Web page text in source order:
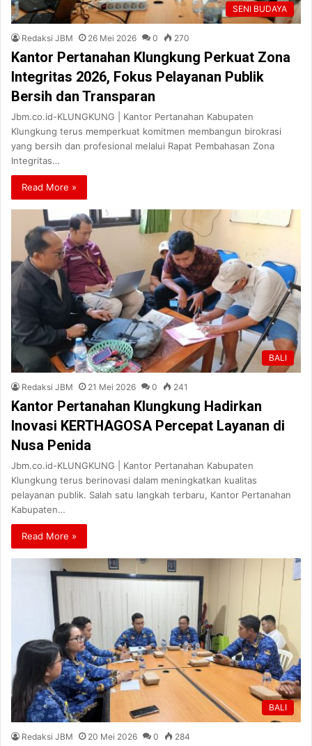
SENI BUDAYA
Redaksi JBM 26 Mei 2026 0 270
Kantor Pertanahan Klungkung Perkuat Zona
Integritas 2026, Fokus Pelayanan Publik
Bersih dan Transparan
Jbm.co.id-KLUNGKUNG | Kantor Pertanahan Kabupaten
Klungkung terus memperkuat komitmen membangun birokrasi
yang bersih dan profesional melalui Rapat Pembahasan Zona
Integritas…
Read More »
BALI
Redaksi JBM 21 Mei 2026 0 241
Kantor Pertanahan Klungkung Hadirkan
Inovasi KERTHAGOSA Percepat Layanan di
Nusa Penida
Jbm.co.id-KLUNGKUNG | Kantor Pertanahan Kabupaten
Klungkung terus berinovasi dalam meningkatkan kualitas
pelayanan publik. Salah satu langkah terbaru, Kantor Pertanahan
Kabupaten…
Read More »
BALI
Redaksi JBM 20 Mei 2026 0 284